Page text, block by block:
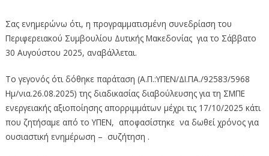
Σας ενημερώνω ότι, η προγραμματισμένη συνεδρίαση του
Περιφερειακού Συμβουλίου Δυτικής Μακεδονίας για τo Σάββατο
30 Αυγούστου 2025, αναβάλλεται.
Το γεγονός ότι δόθηκε παράταση (Α.Π.:ΥΠΕΝ/ΔΙ.ΠΑ./92583/5968
Ημ/νια.26.08.2025) της διαδικασίας διαβούλευσης για τη ΣΜΠΕ
ενεργειακής αξιοποίησης απορριμμάτων μέχρι τις 17/10/2025 κάτι
που ζητήσαμε από το ΥΠΕΝ, αποφασίστηκε να δωθεί χρόνος για
ουσιαστική ενημέρωση – συζήτηση .